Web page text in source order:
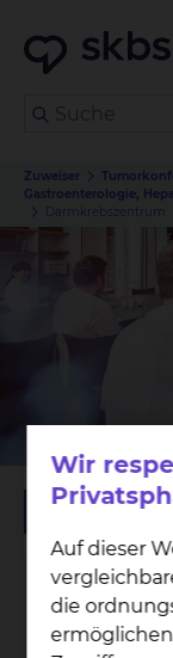
Zuweiser
Gastroenterologie,
Darmkrebszentrum
Wir
Auf dieser
die